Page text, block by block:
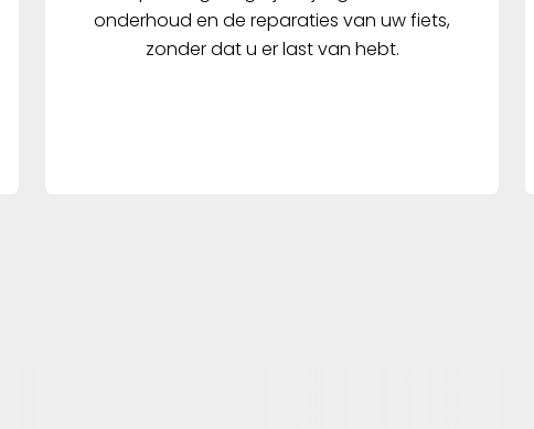
onderhoud en de reparaties van uw fiets,
zonder dat u er last van hebt.